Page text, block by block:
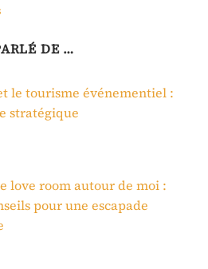
DE …
le tourisme événementiel :
stratégique
love room autour de moi :
pour une escapade